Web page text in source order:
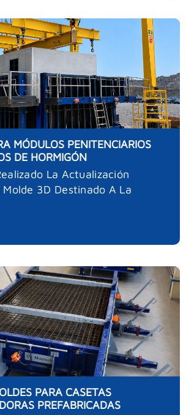
MÓDULOS PENITENCIARIOS
DE HORMIGÓN
La Actualización
Molde 3D Destinado A La
PARA CASETAS
PREFABRICADAS